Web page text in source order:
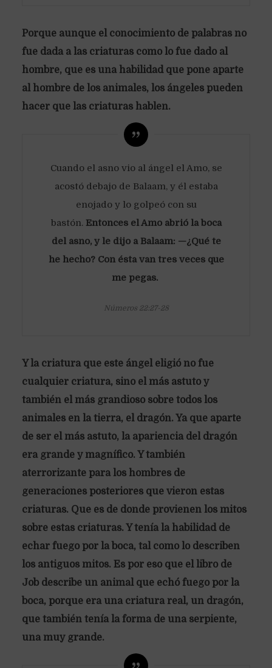
Porque aunque el conocimiento de palabras no
fue dada a las criaturas como lo fue dado al
hombre, que es una habilidad que pone aparte
al hombre de los animales, los ángeles pueden
hacer que las criaturas hablen.
Cuando el asno vio al ángel el Amo, se
acostó debajo de Balaam, y él estaba
enojado y lo golpeó con su
bastón. Entonces el Amo abrió la boca
del asno, y le dijo a Balaam: —¿Qué te
he hecho? Con ésta van tres veces que
me pegas.
Números 22:27-28
Y la criatura que este ángel eligió no fue
cualquier criatura, sino el más astuto y
también el más grandioso sobre todos los
animales en la tierra, el dragón. Ya que aparte
de ser el más astuto, la apariencia del dragón
era grande y magnífico. Y también
aterrorizante para los hombres de
generaciones posteriores que vieron estas
criaturas. Que es de donde provienen los mitos
sobre estas criaturas. Y tenía la habilidad de
echar fuego por la boca, tal como lo describen
los antiguos mitos. Es por eso que el libro de
Job describe un animal que echó fuego por la
boca, porque era una criatura real, un dragón,
que también tenía la forma de una serpiente,
una muy grande.